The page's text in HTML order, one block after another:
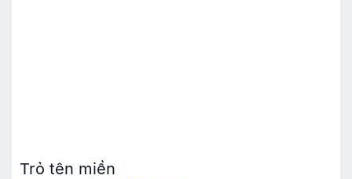
Trỏ tên miền